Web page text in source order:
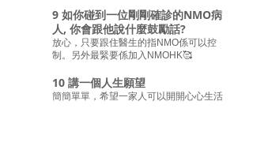
9 如你碰到一位剛剛確診的NMO病
人, 你會跟他說什麼鼓勵話?
放心，只要跟住醫生的指NMO係可以控
制。另外最緊要係加入NMOHK🥰
10 講一個人生願望
簡簡單單，希望一家人可以開開心心生活